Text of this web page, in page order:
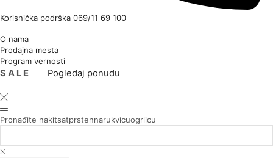
Korisnička podrška 069/11 69 100
O nama
Prodajna mesta
Program vernosti
S A L E Pogledaj ponudu
Pronađite nakitsatprstennarukvicuogrlicu